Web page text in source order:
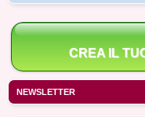
CREA IL
NEWSLETTER